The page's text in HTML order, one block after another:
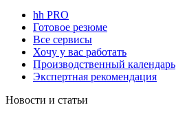
hh PRO
Готовое резюме
Все сервисы
Хочу у вас работать
Производственный календарь
Экспертная рекомендация
Новости и статьи